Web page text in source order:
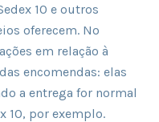
10 e outros
oferecem. No
em relação à
encomendas: elas
a entrega for normal
10, por exemplo.